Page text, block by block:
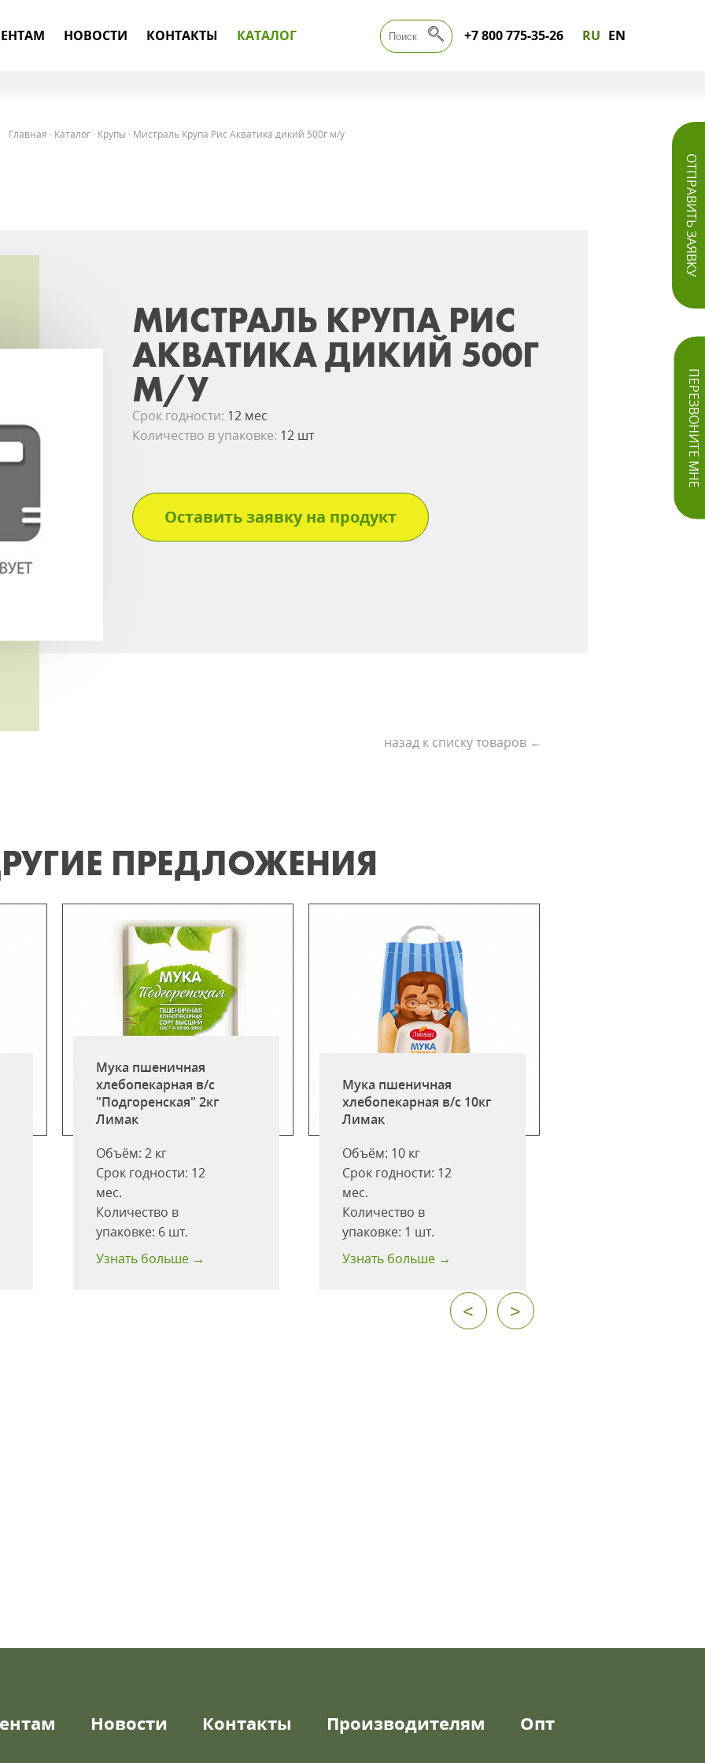
НОВОСТИ КОНТАКТЫ КАТАЛОГ +7 800 775-35-26 RU EN
ОТПРАВИТЬ ЗАЯВКУ
ПЕРЕЗВОНИТЕ МНЕ
Главная · Каталог· Крупы · Мистраль Крупа Рис Акватика дикий 500г м/у
МИСТРАЛЬ КРУПА РИС
АКВАТИКА ДИКИЙ 500Г
М/У
Срок годности: 12 мес
Количество в упаковке: 12 шт
Оставить заявку на продукт
назад к списку товаров ←
ПРЕДЛОЖЕНИЯ
Мука пшеничная
хлебопекарная в/с
"Подгоренская" 2кг
Лимак
Объём:2 кг
Срок годности: 12
мес.
Количество в
упаковке: 6 шт.
Узнать больше →
Мука пшеничная
хлебопекарная в/с 10кг
Лимак
Объём: 10 кг
Срок годности: 12
мес.
Количество в
упаковке: 1 шт.
Узнать больше →
< >
Новости Контакты Производителям Опт